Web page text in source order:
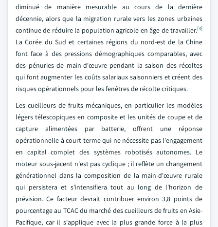
diminué de manière mesurable au cours de la dernière
décennie, alors que la migration rurale vers les zones urbaines
continue de réduire la population agricole en âge de travailler.[3]
La Corée du Sud et certaines régions du nord-est de la Chine
font face à des pressions démographiques comparables, avec
des pénuries de main-d'œuvre pendant la saison des récoltes
qui font augmenter les coûts salariaux saisonniers et créent des
risques opérationnels pour les fenêtres de récolte critiques.
Les cueilleurs de fruits mécaniques, en particulier les modèles
légers télescopiques en composite et les unités de coupe et de
capture alimentées par batterie, offrent une réponse
opérationnelle à court terme qui ne nécessite pas l'engagement
en capital complet des systèmes robotisés autonomes. Le
moteur sous-jacent n'est pas cyclique ; il reflète un changement
générationnel dans la composition de la main-d'œuvre rurale
qui persistera et s'intensifiera tout au long de l'horizon de
prévision. Ce facteur devrait contribuer environ 3,8 points de
pourcentage au TCAC du marché des cueilleurs de fruits en Asie-
Pacifique, car il s'applique avec la plus grande force à la plus